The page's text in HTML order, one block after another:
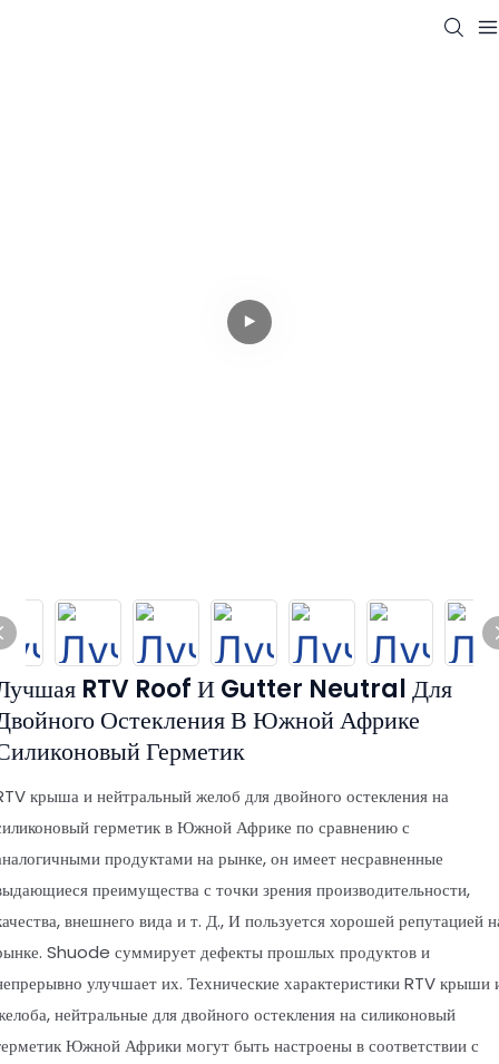
RTV Roof И Gutter Neutral Для
Остекления В Южной Африке
Герметик
крыша и нейтральный желоб для двойного остекления на
герметик в Южной Африке по сравнению с
продуктами на рынке, он имеет несравненные
преимущества с точки зрения производительности,
внешнего вида и т. Д., И пользуется хорошей репутацией
Shuode суммирует дефекты прошлых продуктов и
улучшает их. Технические характеристики RTV крыши
нейтральные для двойного остекления на силиконовый
Южной Африки могут быть настроены в соответствии с